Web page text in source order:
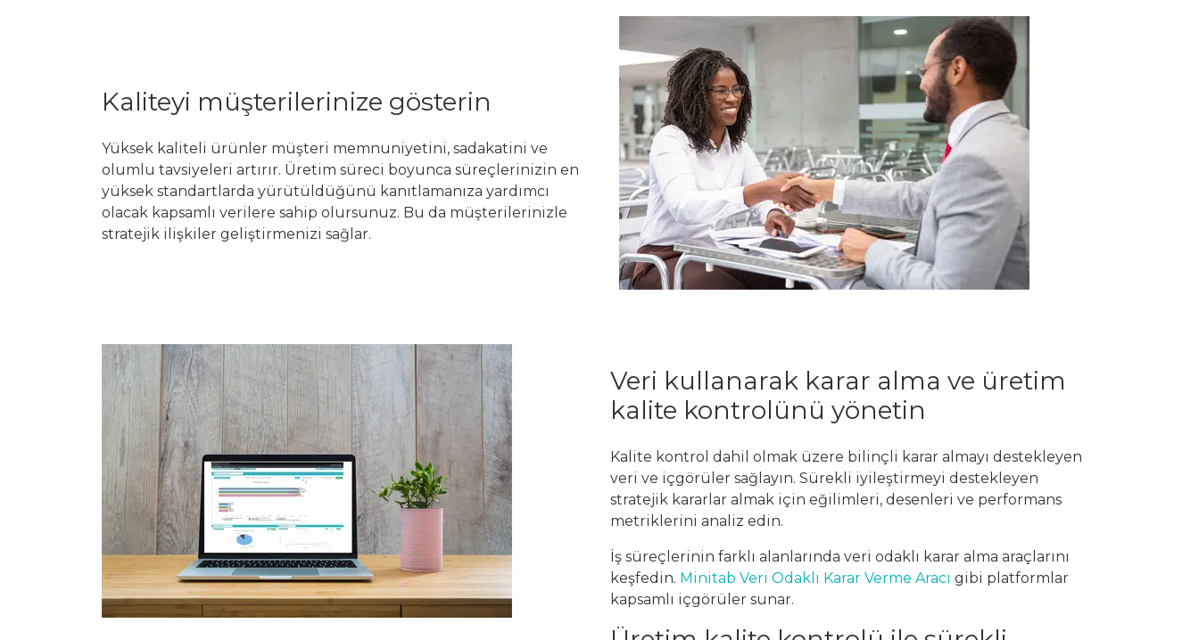
Kaliteyi müşterilerinize gösterin
Yüksek kaliteli ürünler müşteri memnuniyetini, sadakatini ve
olumlu tavsiyeleri artırır. Üretim süreci boyunca süreçlerinizin en
yüksek standartlarda yürütüldüğünü kanıtlamanıza yardımcı
olacak kapsamlı verilere sahip olursunuz. Bu da müşterilerinizle
stratejik ilişkiler geliştirmenizi sağlar.
Veri kullanarak karar alma ve üretim
kalite kontrolünü yönetin
Kalite kontrol dahil olmak üzere bilinçli karar almayı destekleyen
veri ve içgörüler sağlayın. Sürekli iyileştirmeyi destekleyen
stratejik kararlar almak için eğilimleri, desenleri ve performans
metriklerini analiz edin.
İş süreçlerinin farklı alanlarında veri odaklı karar alma araçlarını
keşfedin. Minitab Veri Odaklı Karar Verme Aracı gibi platformlar
kapsamlı içgörüler sunar.